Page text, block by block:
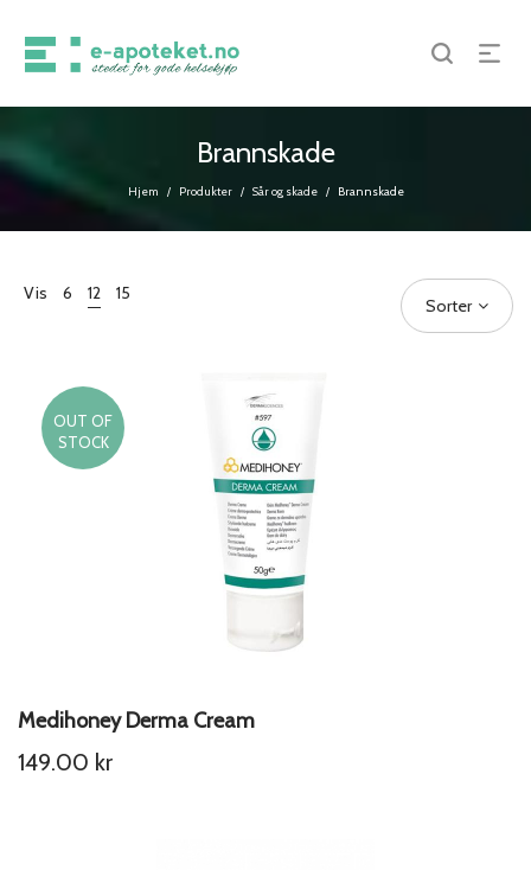
Brannskade
Hjem / Produkter / Sår og skade / Brannskade
Vis 6 12 15
Sorter
OUT OF
STOCK
Medihoney Derma Cream
149.00 kr